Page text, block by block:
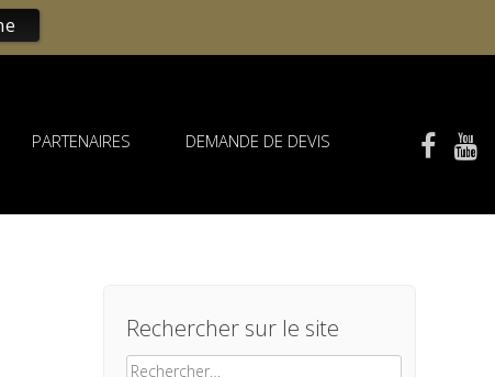
PARTENAIRES DEMANDE DE DEVIS
Rechercher sur le site
Rechercher :